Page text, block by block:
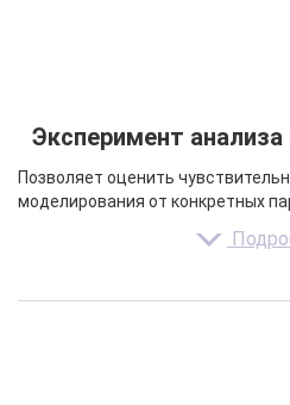
Эксперимент анализа
Позволяет оценить
моделирования от конкретных